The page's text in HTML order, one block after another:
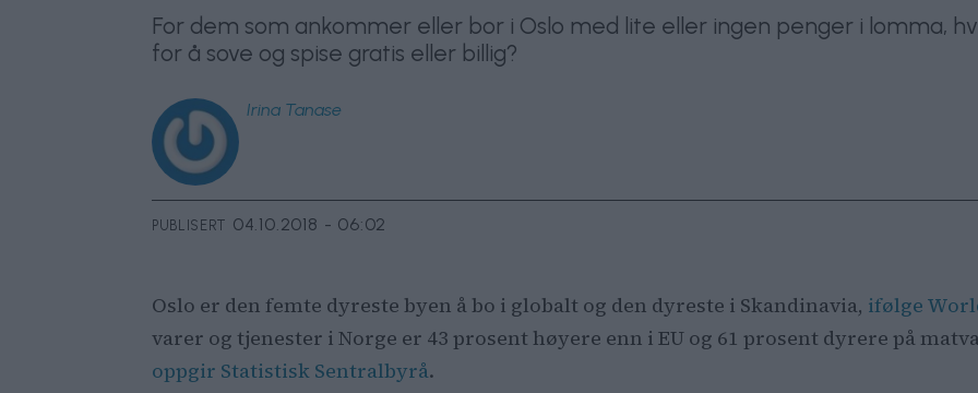
For dem som ankommer eller bor i Oslo med lite eller ingen penger i lomma,
for å sove og spise gratis eller billig?
Irina Tanase
PUBLISERT 04.10.2018 - 06:02
Oslo er den femte dyreste byen å bo i globalt og den dyreste i Skandinavia, ifølge
varer og tjenester i Norge er 43 prosent høyere enn i EU og 61 prosent dyrere på
oppgir Statistisk Sentralbyrå.